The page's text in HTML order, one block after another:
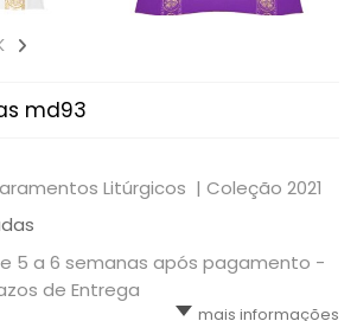
md93
Litúrgicos | Coleção 2021
5 a 6 semanas após pagamento -
de Entrega
mais informações